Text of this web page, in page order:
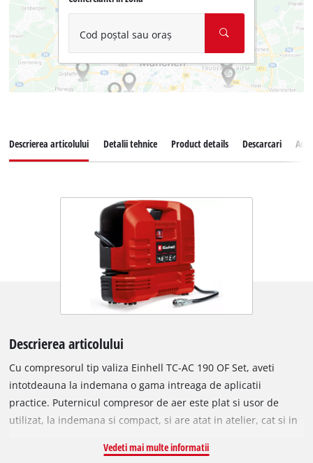
Cod poștal sau oraș
Descrierea articolului Detalii tehnice Product details Descarcari
Descrierea articolului
Cu compresorul tip valiza Einhell TC-AC 190 OF Set, aveti
intotdeauna la indemana o gama intreaga de aplicatii
practice. Puternicul compresor de aer este plat si usor de
utilizat, la indemana si compact, si are atat in atelier, cat si in
popmpa de aer mobila de anvelope pentru masina, bicicleta
Vedeti mai multe informatii